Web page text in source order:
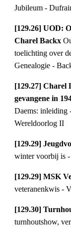
Jubileum -
[129.26] UOD:
Charel Backx
toelichting over
Genealogie -
[129.27] Charel
gevangene in
Daems: inleiding
Wereldoorlog II
[129.29]
winter voorbij is
[129.29] MSK
veteranenkwis -
[129.30]
turnhoutshow,